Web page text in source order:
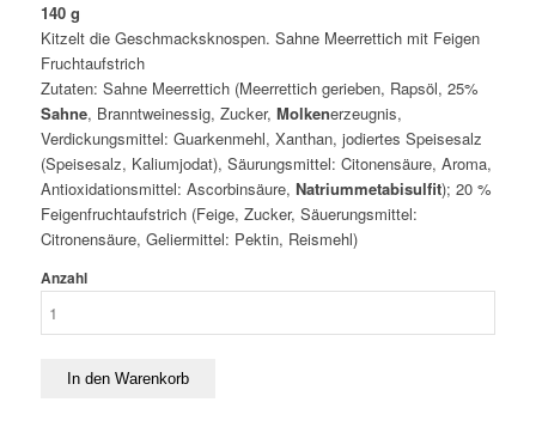
140 g
Kitzelt die Geschmacksknospen. Sahne Meerrettich mit Feigen
Fruchtaufstrich
Zutaten: Sahne Meerrettich (Meerrettich gerieben, Rapsöl, 25%
Sahne, Branntweinessig, Zucker, Molkenerzeugnis,
Verdickungsmittel: Guarkenmehl, Xanthan, jodiertes Speisesalz
(Speisesalz, Kaliumjodat), Säurungsmittel: Citonensäure, Aroma,
Antioxidationsmittel: Ascorbinsäure, Natriummetabisulfit); 20 %
Feigenfruchtaufstrich (Feige, Zucker, Säuerungsmittel:
Citronensäure, Geliermittel: Pektin, Reismehl)
Anzahl